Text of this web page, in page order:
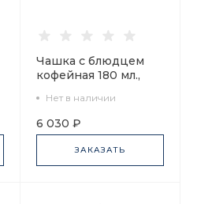
Чашка с блюдцем
кофейная 180 мл.,
рисунок
Набережные Невы
арт. 81.15737.00.1
Нет в наличии
6 030 ₽
ЗАКАЗАТЬ